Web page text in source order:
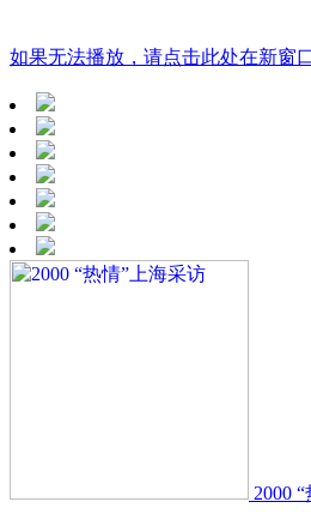
如果无法播放，请点击此处在新窗
2000